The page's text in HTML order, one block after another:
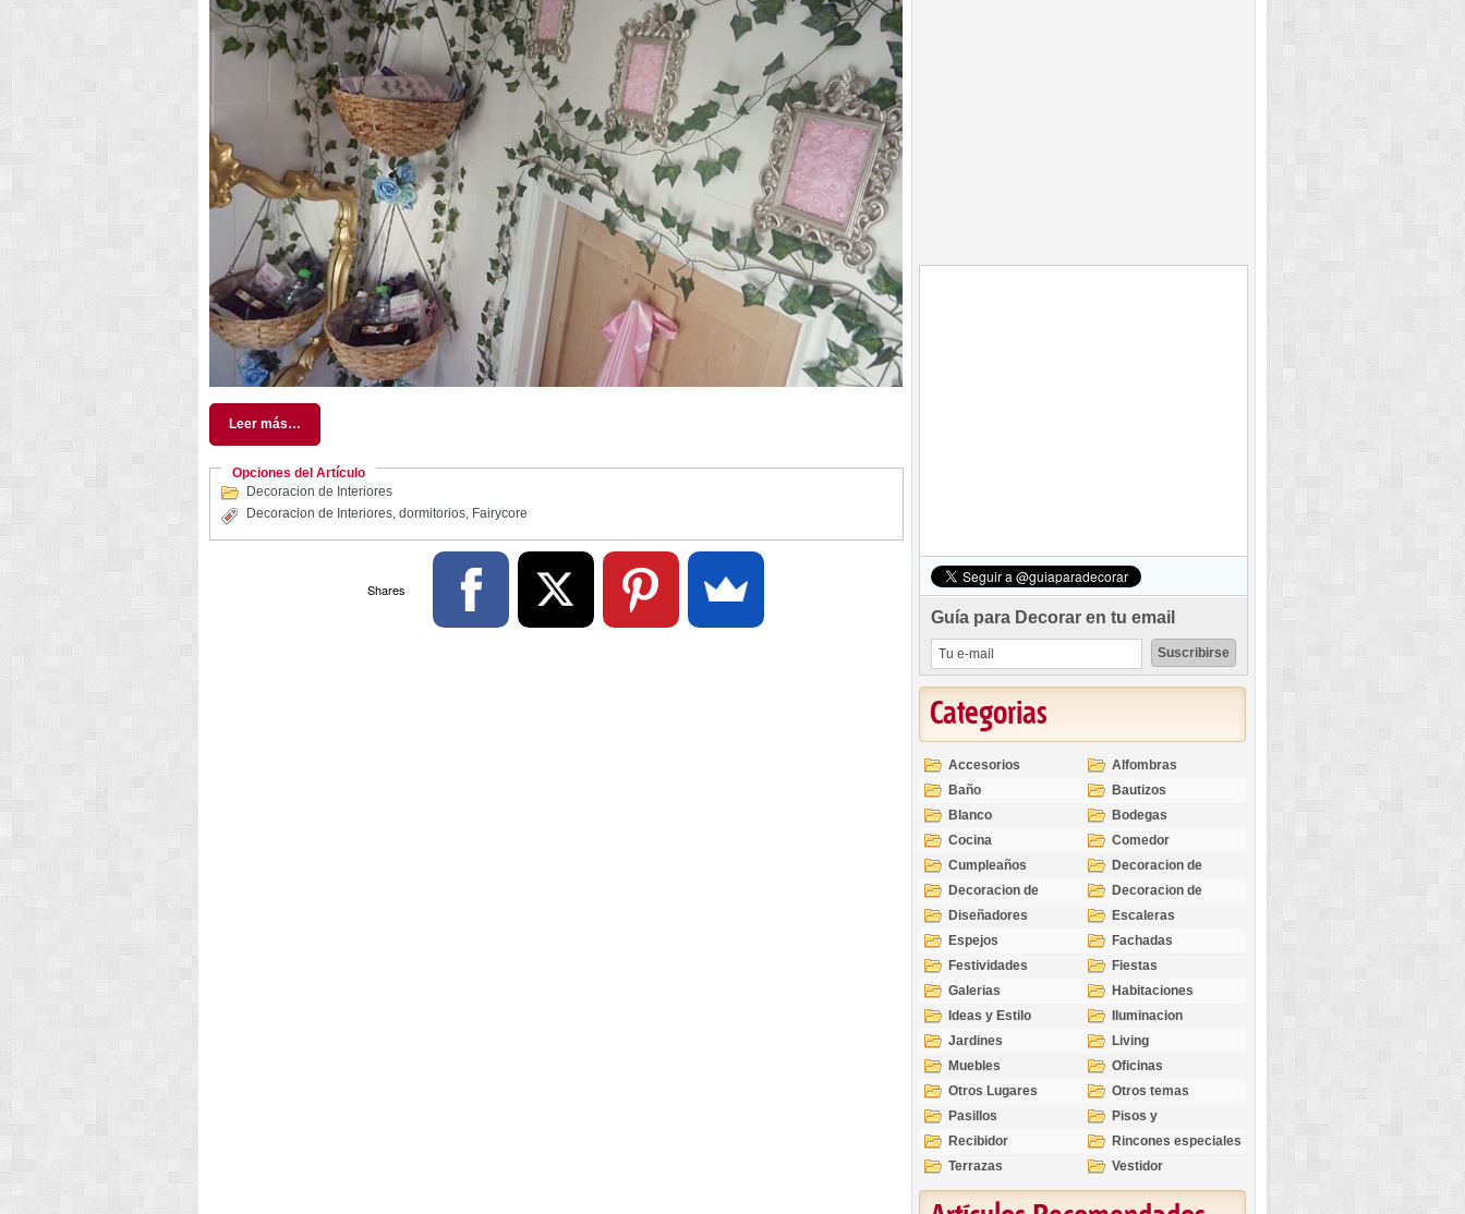
Leer más…
Opciones del Artículo
Decoracion de Interiores
Decoracion de Interiores, dormitorios, Fairycore
Shares
Guía para Decorar en tu email
Categorias
Accesorios
Alfombras
Baño
Bautizos
Blanco
Bodegas
Cocina
Comedor
Cumpleaños
Decoracion de
Exteriores
Decoracion de
Interiores
Decoracion de
Ocasiones
Diseñadores
Escaleras
Espejos
Fachadas
Festividades
Fiestas
Galerias
Habitaciones
Ideas y Estilo
Iluminacion
Jardines
Living
Muebles
Oficinas
Otros Lugares
Otros temas
Pasillos
Pisos y
revestimientos
Recibidor
Rincones especiales
Terrazas
Vestidor